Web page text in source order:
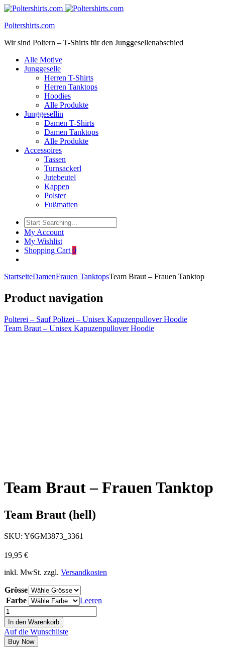
Poltershirts.com
Wir sind Poltern – T-Shirts für den Junggesellenabschied
Alle Motive
Junggeselle
Herren T-Shirts
Herren Tanktops
Hoodies
Alle Produkte
Junggesellin
Damen T-Shirts
Damen Tanktops
Alle Produkte
Accessoires
Tassen
Turnsackerl
Jutebeutel
Kappen
Polster
Fußmatten
My Account
My Wishlist
Shopping Cart 0
StartseiteDamenFrauen TanktopsTeam Braut – Frauen Tanktop
Product navigation
Polterei – Sauf Polizei – Unisex Kapuzenpullover Hoodie
Team Braut – Unisex Kapuzenpullover Hoodie
Team Braut – Frauen Tanktop
Team Braut (hell)
SKU: Y6GM3873_3361
19,95 €
inkl. MwSt. zzgl. Versandkosten
Grösse
Farbe
Leeren
In den Warenkorb
Auf die Wunschliste
Buy Now